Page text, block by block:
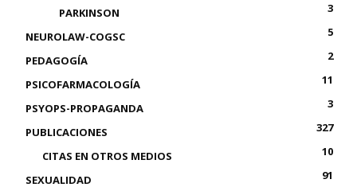
PARKINSON
3
NEUROLAW-COGSC
5
PEDAGOGÍA
2
PSICOFARMACOLOGÍA
11
PSYOPS-PROPAGANDA
3
PUBLICACIONES
327
CITAS EN OTROS MEDIOS
10
SEXUALIDAD
91